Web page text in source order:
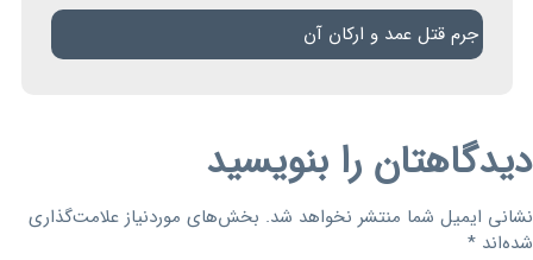
جرم قتل عمد و ارکان آن
دیدگاهتان را بنویسید
نشانی ایمیل شما منتشر نخواهد شد. بخش‌های موردنیاز علامت‌گذاری
شده‌اند *